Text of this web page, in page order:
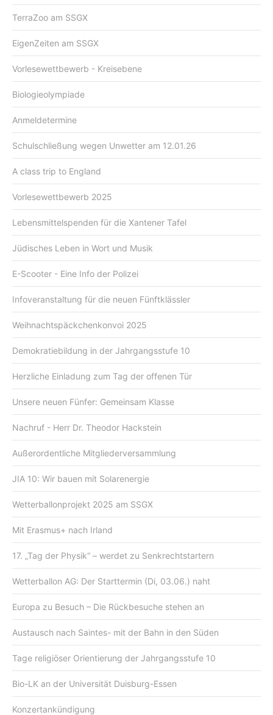
TerraZoo am SSGX
EigenZeiten am SSGX
Vorlesewettbewerb - Kreisebene
Biologieolympiade
Anmeldetermine
Schulschließung wegen Unwetter am 12.01.26
A class trip to England
Vorlesewettbewerb 2025
Lebensmittelspenden für die Xantener Tafel
Jüdisches Leben in Wort und Musik
E-Scooter - Eine Info der Polizei
Infoveranstaltung für die neuen Fünftklässler
Weihnachtspäckchenkonvoi 2025
Demokratiebildung in der Jahrgangsstufe 10
Herzliche Einladung zum Tag der offenen Tür
Unsere neuen Fünfer: Gemeinsam Klasse
Nachruf - Herr Dr. Theodor Hackstein
Außerordentliche Mitgliederversammlung
JIA 10: Wir bauen mit Solarenergie
Wetterballonprojekt 2025 am SSGX
Mit Erasmus+ nach Irland
17. „Tag der Physik“ – werdet zu Senkrechtstartern
Wetterballon AG: Der Starttermin (Di, 03.06.) naht
Europa zu Besuch – Die Rückbesuche stehen an
Austausch nach Saintes- mit der Bahn in den Süden
Tage religiöser Orientierung der Jahrgangsstufe 10
Bio-LK an der Universität Duisburg-Essen
Konzertankündigung